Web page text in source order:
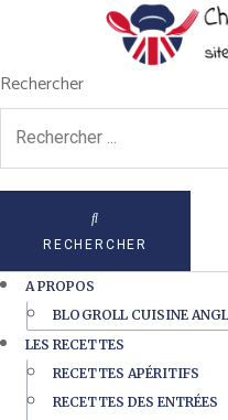
Rechercher
RECHERCHER
A PROPOS
BLOGROLL CUISINE
LES RECETTES
RECETTES APÉRITIFS
RECETTES DES ENTRÉES